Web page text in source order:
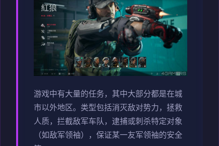
游戏中有大量的任务，其中大部分都是在城
市以外地区。类型包括消灭敌对势力，拯救
人质，拦截敌军车队，逮捕或刺杀特定对象
（如敌军领袖），保证某一友军领袖的安全